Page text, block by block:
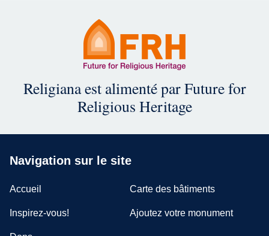
Religiana est alimenté par Future for
Religious Heritage
Navigation sur le site
Accueil Carte des bâtiments
Inspirez-vous! Ajoutez votre monument